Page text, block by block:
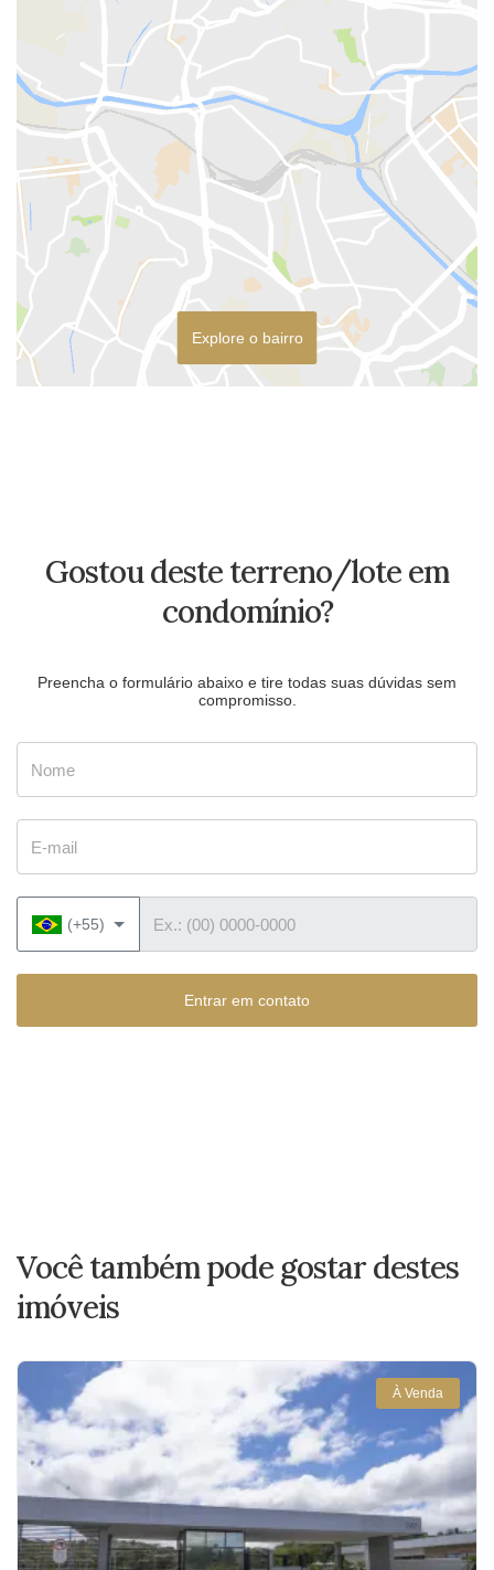
Explore o bairro
Gostou deste terreno/lote em
condomínio?
Preencha o formulário abaixo e tire todas suas dúvidas sem
compromisso.
(+55)
Entrar em contato
Você também pode gostar destes
imóveis
À Venda